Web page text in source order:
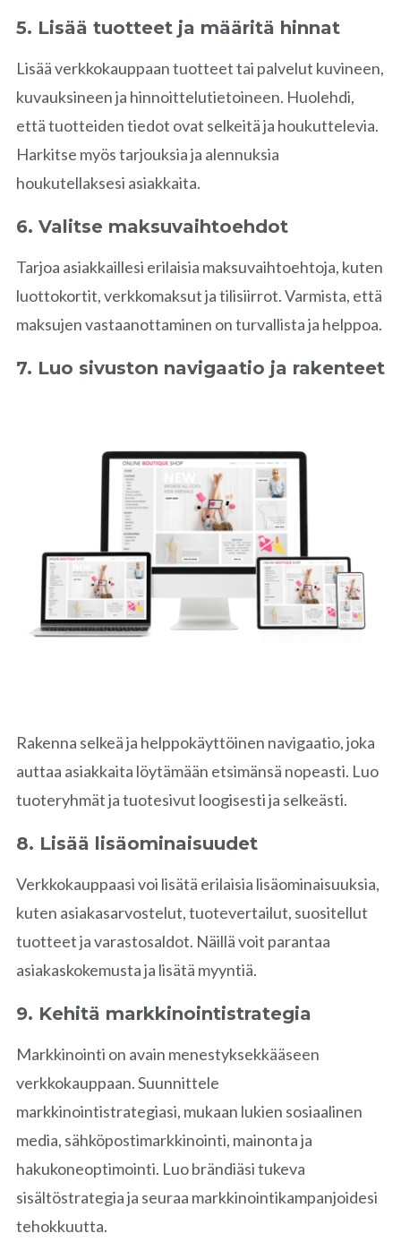
5. Lisää tuotteet ja määritä hinnat
Lisää verkkokauppaan tuotteet tai palvelut kuvineen,
kuvauksineen ja hinnoittelutietoineen. Huolehdi,
että tuotteiden tiedot ovat selkeitä ja houkuttelevia.
Harkitse myös tarjouksia ja alennuksia
houkutellaksesi asiakkaita.
6. Valitse maksuvaihtoehdot
Tarjoa asiakkaillesi erilaisia maksuvaihtoehtoja, kuten
luottokortit, verkkomaksut ja tilisiirrot. Varmista, että
maksujen vastaanottaminen on turvallista ja helppoa.
7. Luo sivuston navigaatio ja rakenteet
Rakenna selkeä ja helppokäyttöinen navigaatio, joka
auttaa asiakkaita löytämään etsimänsä nopeasti. Luo
tuoteryhmät ja tuotesivut loogisesti ja selkeästi.
8. Lisää lisäominaisuudet
Verkkokauppaasi voi lisätä erilaisia lisäominaisuuksia,
kuten asiakasarvostelut, tuotevertailut, suositellut
tuotteet ja varastosaldot. Näillä voit parantaa
asiakaskokemusta ja lisätä myyntiä.
9. Kehitä markkinointistrategia
Markkinointi on avain menestyksekkääseen
verkkokauppaan. Suunnittele
markkinointistrategiasi, mukaan lukien sosiaalinen
media, sähköpostimarkkinointi, mainonta ja
hakukoneoptimointi. Luo brändiäsi tukeva
sisältöstrategia ja seuraa markkinointikampanjoidesi
tehokkuutta.